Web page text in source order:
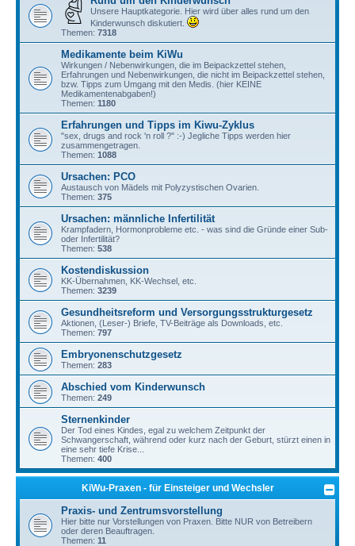
Unsere Hauptkategorie. Hier wird über alles rund um den
Kinderwunsch diskutiert.
Themen: 7318
Medikamente beim KiWu
Wirkungen / Nebenwirkungen, die im Beipackzettel stehen,
Erfahrungen und Nebenwirkungen, die nicht im Beipackzettel stehen,
bzw. Tipps zum Umgang mit den Medis. (hier KEINE
Medikamentenabgaben!)
Themen: 1180
Erfahrungen und Tipps im Kiwu-Zyklus
"sex, drugs and rock 'n roll ?" :-) Jegliche Tipps werden hier
zusammengetragen.
Themen: 1088
Ursachen: PCO
Austausch von Mädels mit Polyzystischen Ovarien.
Themen: 375
Ursachen: männliche Infertilität
Krampfadern, Hormonprobleme etc. - was sind die Gründe einer Sub-
oder Infertilität?
Themen: 538
Kostendiskussion
KK-Übernahmen, KK-Wechsel, etc.
Themen: 3239
Gesundheitsreform und Versorgungsstrukturgesetz
Aktionen, (Leser-) Briefe, TV-Beiträge als Downloads, etc.
Themen: 797
Embryonenschutzgesetz
Themen: 283
Abschied vom Kinderwunsch
Themen: 249
Sternenkinder
Der Tod eines Kindes, egal zu welchem Zeitpunkt der
Schwangerschaft, während oder kurz nach der Geburt, stürzt einen in
eine sehr tiefe Krise...
Themen: 400
KiWu-Praxen - für Einsteiger und Wechsler
Praxis- und Zentrumsvorstellung
Hier bitte nur Vorstellungen von Praxen. Bitte NUR von Betreibern
oder deren Beauftragen.
Themen: 11